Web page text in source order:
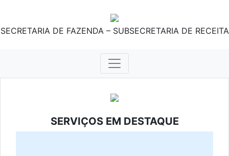
SECRETARIA DE FAZENDA – SUBSECRETARIA DE RECEITA
SERVIÇOS EM DESTAQUE